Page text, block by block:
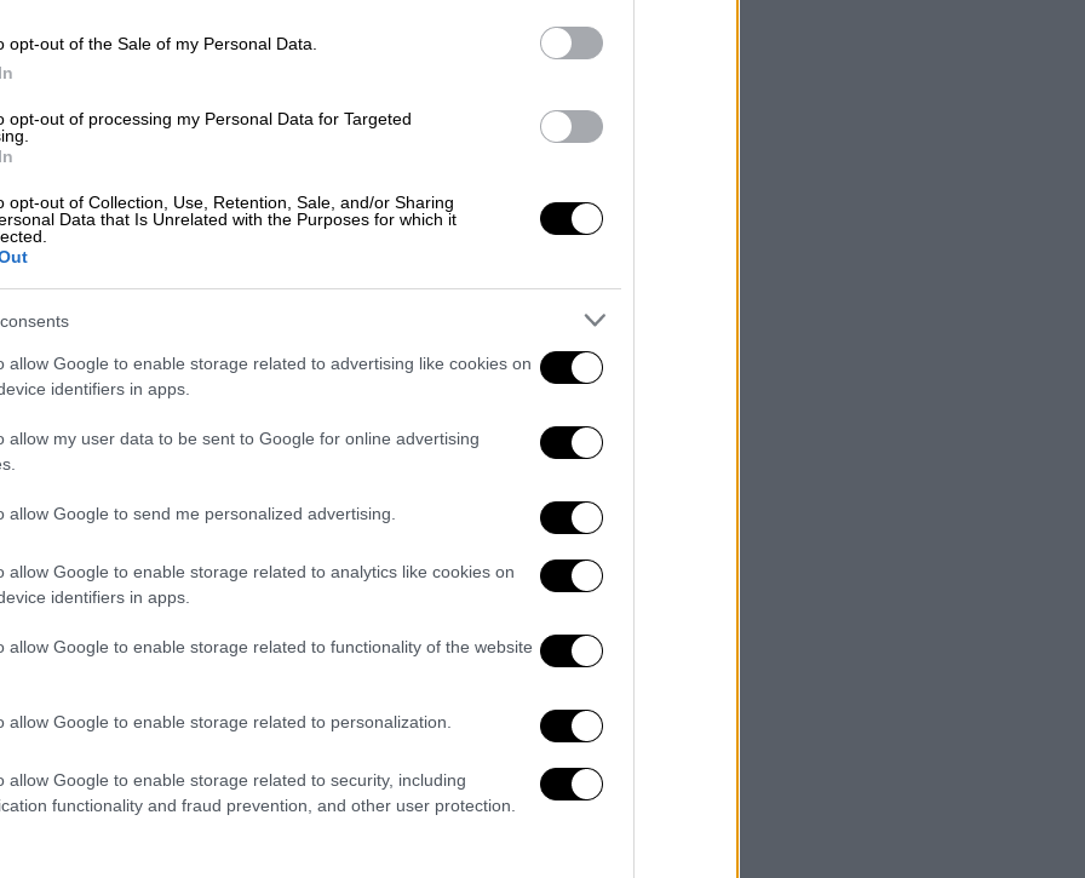
opt-out of the Sale of my Personal Data.
opt-out of processing my Personal Data for Targeted
opt-out of Collection, Use, Retention, Sale, and/or Sharing
Data that Is Unrelated with the Purposes for which it
allow Google to enable storage related to advertising like cookies on
identifiers in apps.
allow my user data to be sent to Google for online advertising
allow Google to send me personalized advertising.
allow Google to enable storage related to analytics like cookies on
identifiers in apps.
allow Google to enable storage related to functionality of the website
allow Google to enable storage related to personalization.
allow Google to enable storage related to security, including
functionality and fraud prevention, and other user protection.
ηφαιστείου Σακουρατζίμα -
Ρωσία θα καταλάμβανε το Κίεβο σε
στην πατρίδα της
δύο τόνους μεθαμφεταμίνης, που ήταν
που έχει
να εισάγουν ναρκωτικά, κρύβοντας
είναι τα πιο δημοφιλή, αλλά οι
κρυμμένα σε
ο
οι μεξικανικές δυνάμεις ασφαλείας
του ναρκωτικούστο μεγαλύτερο
χρόνια.